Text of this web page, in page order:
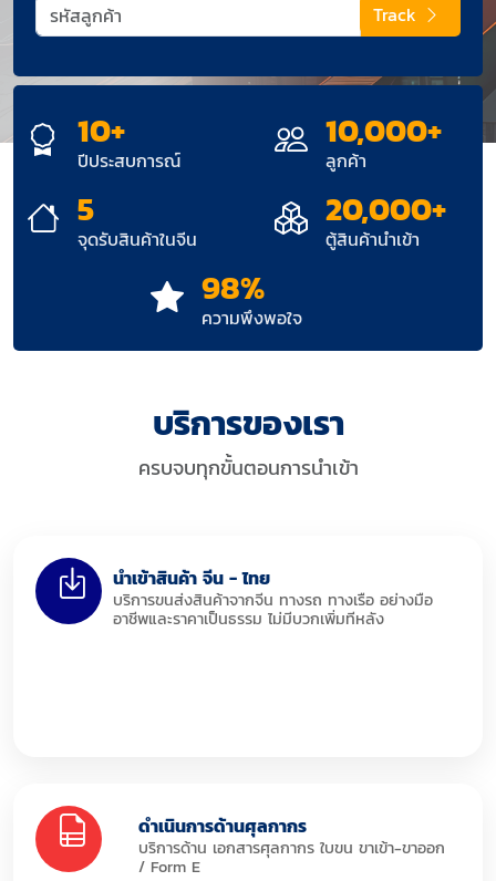
Track
10+
ปีประสบการณ์
10,000+
ลูกค้า
5
จุดรับสินค้าในจีน
20,000+
ตู้สินค้านำเข้า
98%
ความพึงพอใจ
บริการของเรา
ครบจบทุกขั้นตอนการนำเข้า
นำเข้าสินค้า จีน - ไทย
บริการขนส่งสินค้าจากจีน ทางรถ ทางเรือ อย่างมือ
อาชีพและราคาเป็นธรรม ไม่มีบวกเพิ่มทีหลัง
ดำเนินการด้านศุลกากร
บริการด้าน เอกสารศุลกากร ใบขน ขาเข้า-ขาออก
/ Form E